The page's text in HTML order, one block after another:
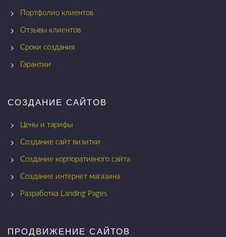
Портфолио клиентов
Отзывы клиентов
Сроки создания
Гарантии
СОЗДАНИЕ САЙТОВ
Цены и тарифы
Создание сайт визитки
Создание корпоративного сайта
Создание интернет магазина
Разработка Landing Pages
ПРОДВИЖЕНИЕ САЙТОВ